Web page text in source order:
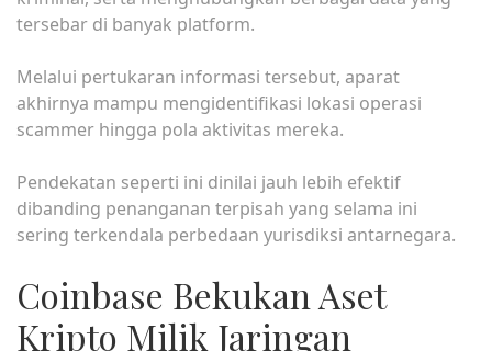
tersebar di banyak platform.
Melalui pertukaran informasi tersebut, aparat
akhirnya mampu mengidentifikasi lokasi operasi
scammer hingga pola aktivitas mereka.
Pendekatan seperti ini dinilai jauh lebih efektif
dibanding penanganan terpisah yang selama ini
sering terkendala perbedaan yurisdiksi antarnegara.
Coinbase Bekukan Aset
Kripto Milik Jaringan